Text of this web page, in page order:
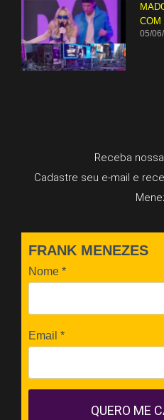
COM
05/
Receba
Cadastre seu e-mail e
FRANK MENEZES
Nome *
Email *
QUERO ME